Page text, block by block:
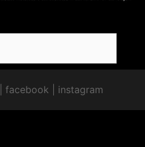
facebook instagram